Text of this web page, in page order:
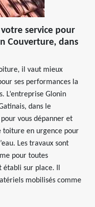
service pour
Couverture, dans
il vaut mieux
ses performances la
L’entreprise Glonin
dans le
vous dépanner et
toiture en urgence pour
Les travaux sont
pour toutes
sur place. Il
mobilisés comme